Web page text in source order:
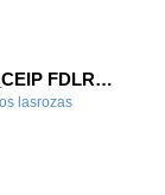
Actividades de abril de 5º_CEIP FDLR_Las Rozas
lasrozas-